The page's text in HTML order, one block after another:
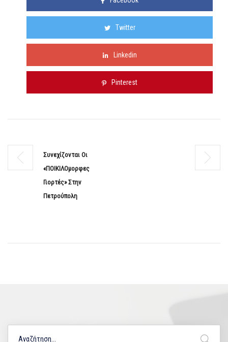
Twitter
Linkedin
Pinterest
Συνεχίζονται Οι
«ΠΟΙΚΙΛΟμορφες
Γιορτές» Στην
Πετρούπολη